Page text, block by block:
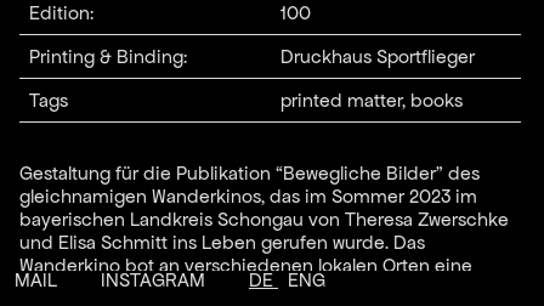
Edition: 100
Printing & Binding: Druckhaus Sportflieger
Tags printed matter, books
Gestaltung für die Publikation “Bewegliche Bilder” des
gleichnamigen Wanderkinos, das im Sommer 2023 im
bayerischen Landkreis Schongau von Theresa Zwerschke
und Elisa Schmitt ins Leben gerufen wurde. Das
Wanderkino bot an verschiedenen lokalen Orten eine
Reihe von Filmen, die das Thema des Heimatfilms aus
MAIL INSTAGRAM DE ENG